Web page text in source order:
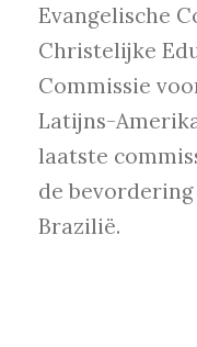
Evangelische
Christelijke
Commissie
Latijns-
laatste
de
Brazilië.